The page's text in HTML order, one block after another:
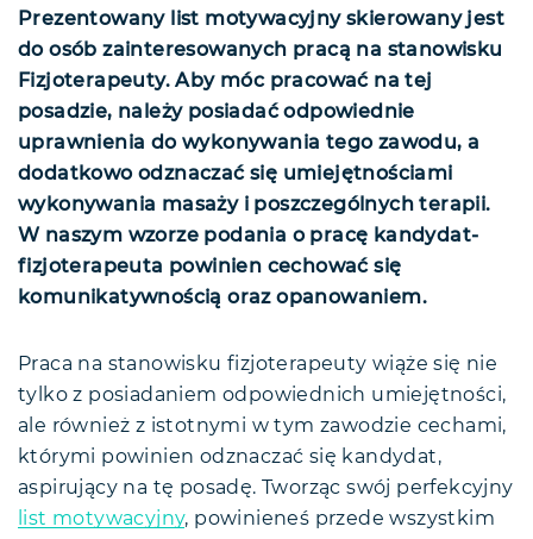
Prezentowany list motywacyjny skierowany jest
do osób zainteresowanych pracą na stanowisku
Fizjoterapeuty. Aby móc pracować na tej
posadzie, należy posiadać odpowiednie
uprawnienia do wykonywania tego zawodu, a
dodatkowo odznaczać się umiejętnościami
wykonywania masaży i poszczególnych terapii.
W naszym wzorze podania o pracę kandydat-
fizjoterapeuta powinien cechować się
komunikatywnością oraz opanowaniem.
Praca na stanowisku fizjoterapeuty wiąże się nie
tylko z posiadaniem odpowiednich umiejętności,
ale również z istotnymi w tym zawodzie cechami,
którymi powinien odznaczać się kandydat,
aspirujący na tę posadę. Tworząc swój perfekcyjny
list motywacyjny, powinieneś przede wszystkim